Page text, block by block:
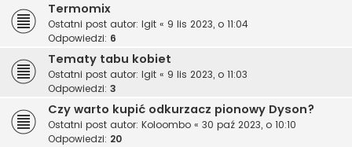
Termomix
Ostatni post autor: Igit « 9 lis 2023, o 11:04
Odpowiedzi: 6
Tematy tabu kobiet
Ostatni post autor: Igit « 9 lis 2023, o 11:03
Odpowiedzi: 3
Czy warto kupić odkurzacz pionowy Dyson?
Ostatni post autor: Koloombo « 30 paź 2023, o 10:10
Odpowiedzi: 20